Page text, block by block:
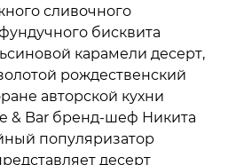
сливочного
бисквита
карамели десерт,
рождественский
авторской кухни
& Bar бренд-шеф Никита
популяризатор
десерт